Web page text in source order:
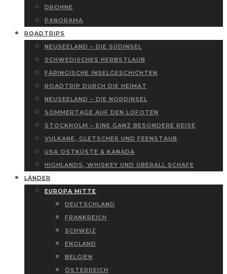
DROHNE
PANORAMA
ROADTRIPS
NEUSEELAND – DIE SÜDINSEL
SCHWEDISCHES HERBSTLAUB
FÄRINGISCHE INSELGESCHICHTEN
ROADTRIP DURCH DIE HEIMAT
NEUSEELAND – DIE NORDINSEL
SOMMERTAGE AUF DEN LOFOTEN
STOCKHOLM – EINE GANZ BESONDERE REISE
VULKANE, GLETSCHER UND FEENSTAUB
USA OSTKÜSTE & KANADA
HIGHLANDS, WHISKEY UND ÜBERALL SCHAFE
LÄNDER
EUROPA MITTE
DEUTSCHLAND
FRANKREICH
SCHWEIZ
ENGLAND
BELGIEN
ÖSTERREICH